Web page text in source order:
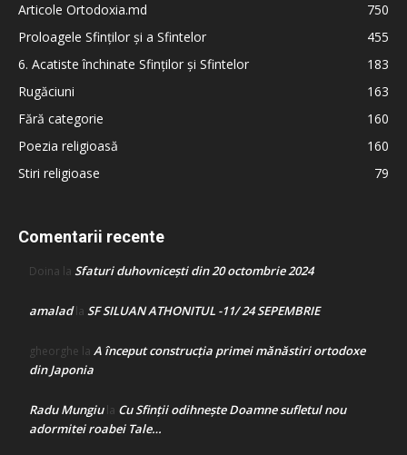
Articole Ortodoxia.md
750
Proloagele Sfinților și a Sfintelor
455
6. Acatiste închinate Sfinților și Sfintelor
183
Rugăciuni
163
Fără categorie
160
Poezia religioasă
160
Stiri religioase
79
Comentarii recente
Doina la Sfaturi duhovnicești din 20 octombrie 2024
amaladla SF SILUAN ATHONITUL -11/ 24 SEPEMBRIE
gheorghe la A început construcţia primei mănăstiri ortodoxe
din Japonia
Radu Mungiula Cu Sfinții odihnește Doamne sufletul nou
adormitei roabei Tale…